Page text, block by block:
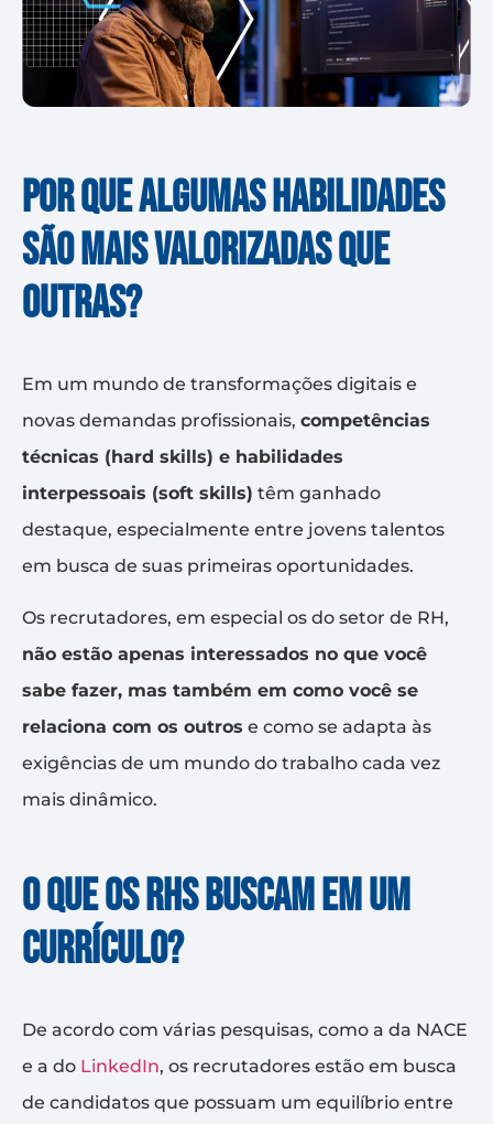
Por que algumas habilidades
são mais valorizadas que
outras?
Em um mundo de transformações digitais e
novas demandas profissionais, competências
técnicas (hard skills) e habilidades
interpessoais (soft skills) têm ganhado
destaque, especialmente entre jovens talentos
em busca de suas primeiras oportunidades.
Os recrutadores, em especial os do setor de RH,
não estão apenas interessados no que você
sabe fazer, mas também em como você se
relaciona com os outros e como se adapta às
exigências de um mundo do trabalho cada vez
mais dinâmico.
O que os RHs buscam em um
currículo?
De acordo com várias pesquisas, como a da NACE
e a do LinkedIn, os recrutadores estão em busca
de candidatos que possuam um equilíbrio entre